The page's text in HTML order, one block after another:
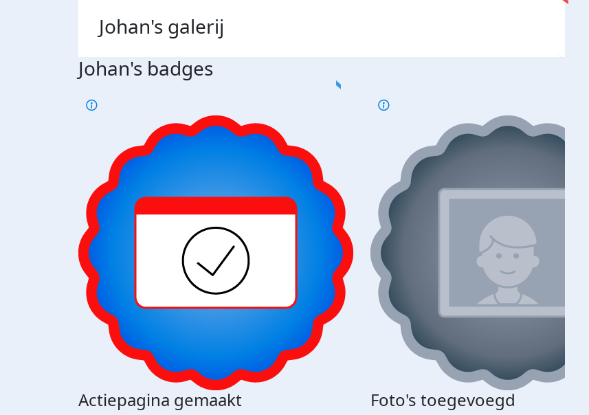
Johan's galerij
Johan's badges
Actiepagina gemaakt Foto's toegevoegd